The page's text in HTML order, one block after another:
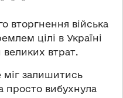
вторгнення війська
цілі в Україні
великих втрат.
залишитись
вибухнула